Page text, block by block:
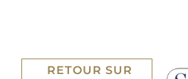
RETOUR SUR